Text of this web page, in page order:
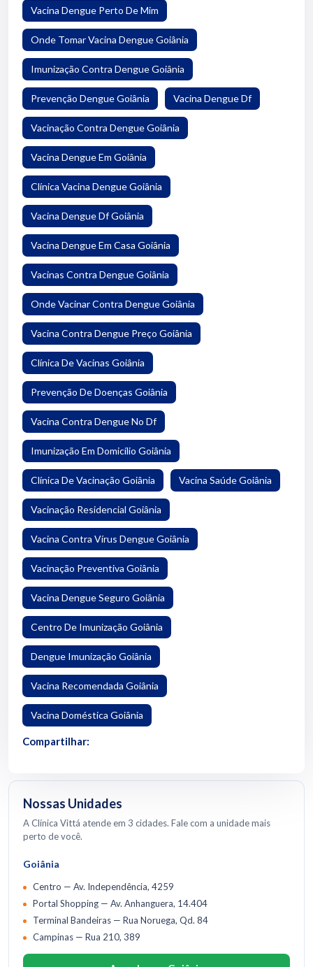
Vacina Dengue Perto De Mim
Onde Tomar Vacina Dengue Goiânia
Imunização Contra Dengue Goiânia
Prevenção Dengue Goiânia Vacina Dengue Df
Vacinação Contra Dengue Goiânia
Vacina Dengue Em Goiânia
Clínica Vacina Dengue Goiânia
Vacina Dengue Df Goiânia
Vacina Dengue Em Casa Goiânia
Vacinas Contra Dengue Goiânia
Onde Vacinar Contra Dengue Goiânia
Vacina Contra Dengue Preço Goiânia
Clínica De Vacinas Goiânia
Prevenção De Doenças Goiânia
Vacina Contra Dengue No Df
Imunização Em Domicílio Goiânia
Clínica De Vacinação Goiânia Vacina Saúde Goiânia
Vacinação Residencial Goiânia
Vacina Contra Vírus Dengue Goiânia
Vacinação Preventiva Goiânia
Vacina Dengue Seguro Goiânia
Centro De Imunização Goiânia
Dengue Imunização Goiânia
Vacina Recomendada Goiânia
Vacina Doméstica Goiânia
Compartilhar:
Nossas Unidades
A Clínica Vittá atende em 3 cidades. Fale com a unidade mais
perto de você.
Goiânia
Centro — Av. Independência, 4259
Portal Shopping — Av. Anhanguera, 14.404
Terminal Bandeiras — Rua Noruega, Qd. 84
Campinas — Rua 210, 389